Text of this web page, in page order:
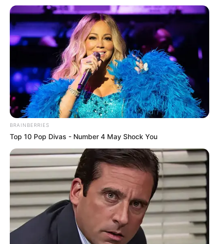
SHARE THIS Share it Tweet
Share it Pin it
PUBLICAÇÕES RELACIONADAS
BRAINBERRIES
Top 10 Pop Divas - Number 4 May Shock You